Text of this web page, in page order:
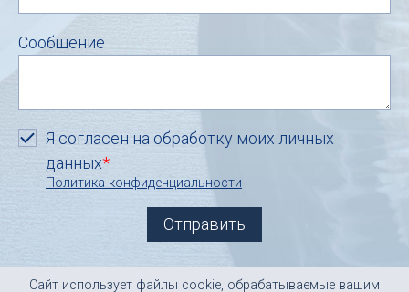
Сообщение
Я согласен на обработку моих личных
данных*
Политика конфиденциальности
Сайт использует файлы cookie, обрабатываемые вашим